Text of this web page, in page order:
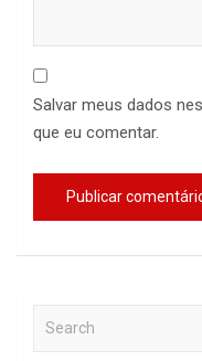
Salvar meus dados
que eu comentar.